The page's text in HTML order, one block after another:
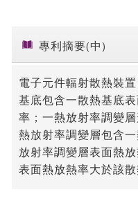
專利摘要(中)
電子元件輻射散熱裝
基底包含一散熱基底
率；一熱放射率調變
熱放射率調變層包含
放射率調變層表面熱
表面熱放熱率大於該